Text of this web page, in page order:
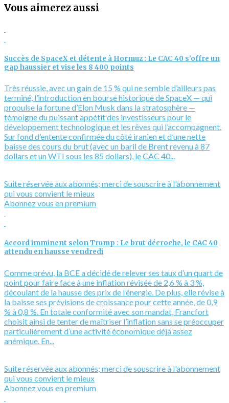
Vous aimerez aussi
Succès de SpaceX et détente à Hormuz : Le CAC 40 s’offre un
gap haussier et vise les 8 400 points
Très réussie, avec un gain de 15 % qui ne semble d’ailleurs pas
terminé, l’introduction en bourse historique de SpaceX — qui
propulse la fortune d’Elon Musk dans la stratosphère —
témoigne du puissant appétit des investisseurs pour le
développement technologique et les rêves qui l’accompagnent.
Sur fond d’entente confirmée du côté iranien et d’une nette
baisse des cours du brut (avec un baril de Brent revenu à 87
dollars et un WTI sous les 85 dollars), le CAC 40...
Suite réservée aux abonnés; merci de souscrire à l'abonnement
qui vous convient le mieux
Abonnez vous en premium
Accord imminent selon Trump : Le brut décroche, le CAC 40
attendu en hausse vendredi
Comme prévu, la BCE a décidé de relever ses taux d’un quart de
point pour faire face à une inflation révisée de 2,6 % à 3 %,
découlant de la hausse des prix de l’énergie. De plus, elle révise à
la baisse ses prévisions de croissance pour cette année, de 0,9
% à 0,8 %. En totale conformité avec son mandat, Francfort
choisit ainsi de tenter de maîtriser l’inflation sans se préoccuper
particulièrement d’une activité économique déjà assez
anémique. En...
Suite réservée aux abonnés; merci de souscrire à l'abonnement
qui vous convient le mieux
Abonnez vous en premium